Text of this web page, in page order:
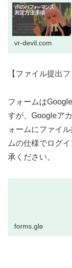
vr-devil.com
【ファイル提出
フォームは
すが、Googleア
ォームにファイ
ムの仕様でログ
承ください。
forms.gle